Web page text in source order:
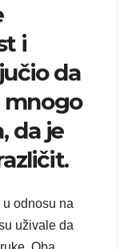
i
da
mnogo
da je
odnosu na
uživale da